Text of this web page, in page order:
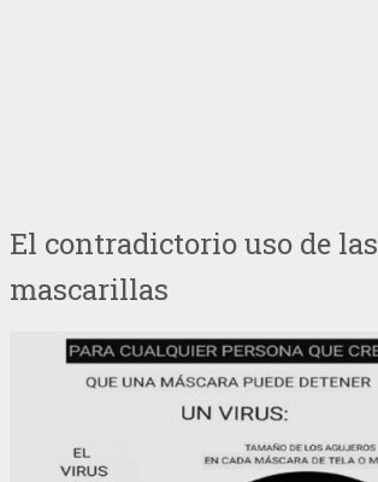
El contradictorio uso de las
mascarillas